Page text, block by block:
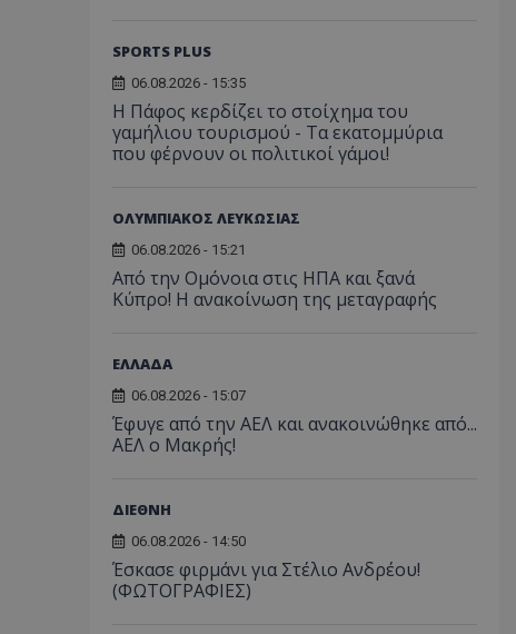
SPORTS PLUS
06.08.2026 - 15:35
Η Πάφος κερδίζει το στοίχημα του
γαμήλιου τουρισμού - Τα εκατομμύρια
που φέρνουν οι πολιτικοί γάμοι!
ΟΛΥΜΠΙΑΚΟΣ ΛΕΥΚΩΣΙΑΣ
06.08.2026 - 15:21
Από την Ομόνοια στις ΗΠΑ και ξανά
Κύπρο! Η ανακοίνωση της μεταγραφής
ΕΛΛΑΔΑ
06.08.2026 - 15:07
Έφυγε από την ΑΕΛ και ανακοινώθηκε από...
ΑΕΛ ο Μακρής!
ΔΙΕΘΝΗ
06.08.2026 - 14:50
Έσκασε φιρμάνι για Στέλιο Ανδρέου!
(ΦΩΤΟΓΡΑΦΙΕΣ)